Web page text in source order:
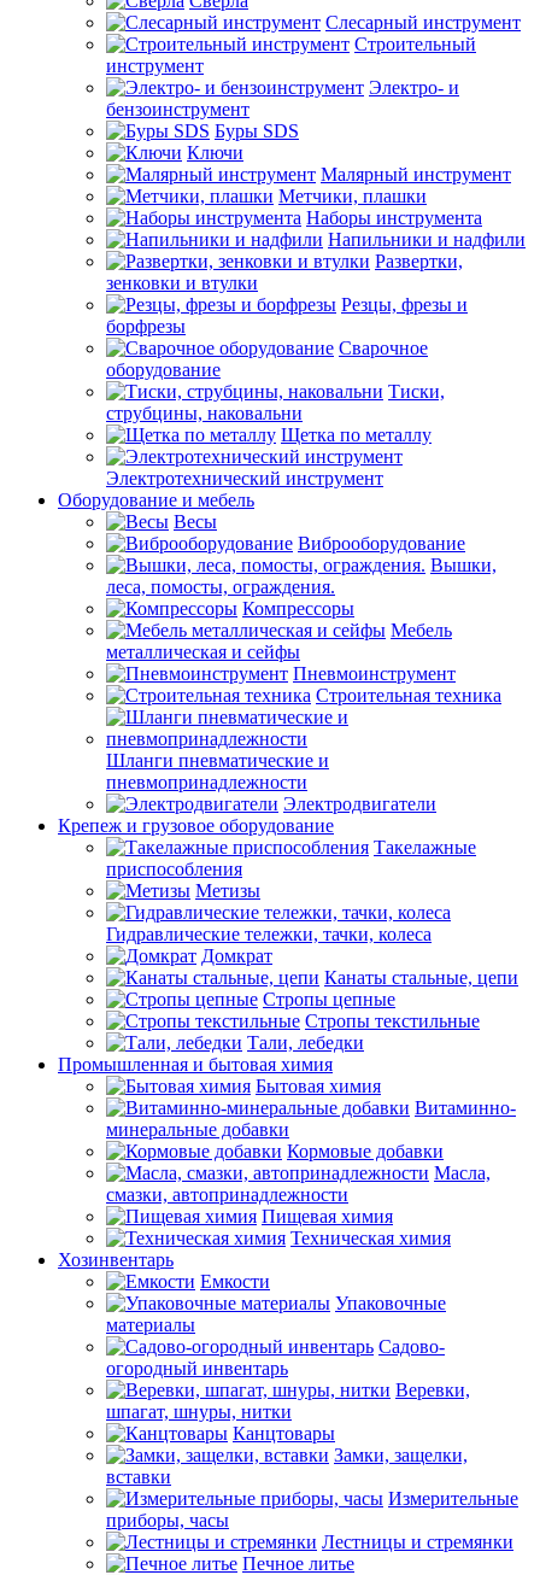
Слесарный инструмент
Строительный
инструмент
Электро- и
бензоинструмент
Буры SDS
Ключи
Малярный инструмент
Метчики, плашки
Наборы инструмента
Напильники и надфили
Развертки,
зенковки и втулки
Резцы, фрезы и
борфрезы
Сварочное
оборудование
Тиски,
струбцины, наковальни
Щетка по металлу
Электротехнический инструмент
Оборудование и мебель
Весы
Виброоборудование
Вышки,
леса, помосты, ограждения.
Компрессоры
Мебель
металлическая и сейфы
Пневмоинструмент
Строительная техника
Шланги пневматические и
пневмопринадлежности
Электродвигатели
Крепеж и грузовое оборудование
Такелажные
приспособления
Метизы
Гидравлические тележки, тачки, колеса
Домкрат
Канаты стальные, цепи
Стропы цепные
Стропы текстильные
Тали, лебедки
Промышленная и бытовая химия
Бытовая химия
Витаминно-
минеральные добавки
Кормовые добавки
Масла,
смазки, автопринадлежности
Пищевая химия
Техническая химия
Хозинвентарь
Емкости
Упаковочные
материалы
Садово-
огородный инвентарь
Веревки,
шпагат, шнуры, нитки
Канцтовары
Замки, защелки,
вставки
Измерительные
приборы, часы
Лестницы и стремянки
Печное литье